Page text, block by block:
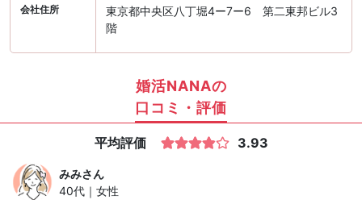
会社住所
東京都中央区八丁堀4ー7ー6 第二東邦ビル3
階
婚活NANAの
口コミ・評価
平均評価 3.93
みみさん
40代｜女性